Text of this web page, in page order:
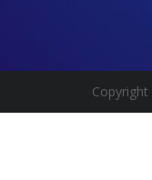
Copyright